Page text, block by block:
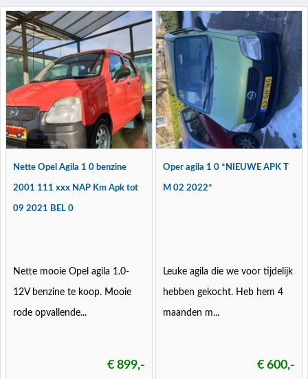
Nette Opel Agila 1 0 benzine
2001 111 xxx NAP Km Apk tot
09 2021 BEL 0
Nette mooie Opel agila 1.0-
12V benzine te koop. Mooie
rode opvallende...
€ 899,-
Oper agila 1 0 *NIEUWE APK T
M 02 2022*
Leuke agila die we voor tijdelijk
hebben gekocht. Heb hem 4
maanden m...
€ 600,-